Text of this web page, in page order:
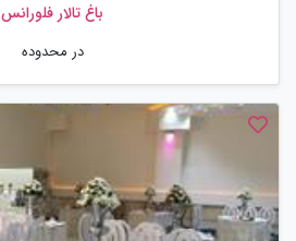
باغ تالار فلورانس
در محدوده